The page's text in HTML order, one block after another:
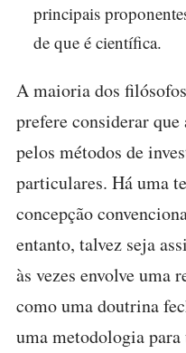
principais
de que é científica.
A maioria dos
prefere considerar
pelos métodos de
particulares. Há uma
concepção
entanto, talvez seja
às vezes envolve uma
como uma doutrina
uma metodologia